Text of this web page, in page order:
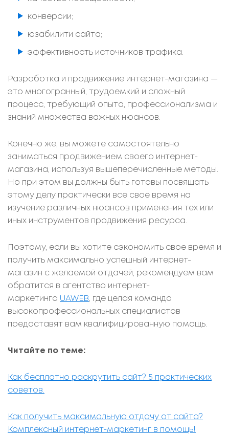
конверсии;
юзабилити сайта;
эффективность источников трафика.
Разработка и продвижение интернет-магазина —
это многогранный, трудоемкий и сложный
процесс, требующий опыта, профессионализма и
знаний множества важных нюансов.
Конечно же, вы можете самостоятельно
заниматься продвижением своего интернет-
магазина, используя вышеперечисленные методы.
Но при этом вы должны быть готовы посвящать
этому делу практически все свое время на
изучение различных нюансов применения тех или
иных инструментов продвижения ресурса.
Поэтому, если вы хотите сэкономить свое время и
получить максимально успешный интернет-
магазин с желаемой отдачей, рекомендуем вам
обратится в агентство интернет-
маркетинга UAWEB , где целая команда
высокопрофессиональных специалистов
предоставят вам квалифицированную помощь.
Читайте по теме:
Как бесплатно раскрутить сайт? 5 практических
советов.
Как получить максимальную отдачу от сайта?
Комплексный интернет-маркетинг в помощь!